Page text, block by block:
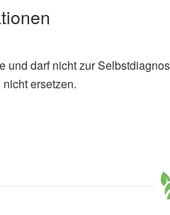
darf nicht zur
ersetzen.